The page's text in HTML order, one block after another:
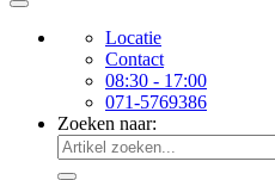
Locatie
Contact
08:30 - 17:00
071-5769386
Zoeken naar: